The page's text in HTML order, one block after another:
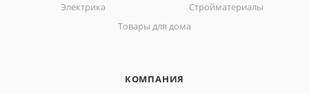
Электрика
Стройматериалы
Товары для дома
КОМПАНИЯ